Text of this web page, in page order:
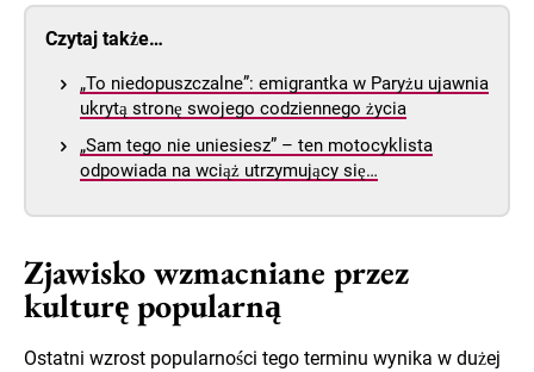
Czytaj także…
„To niedopuszczalne”: emigrantka w Paryżu ujawnia
ukrytą stronę swojego codziennego życia
„Sam tego nie uniesiesz” – ten motocyklista
odpowiada na wciąż utrzymujący się…
Zjawisko wzmacniane przez
kulturę popularną
Ostatni wzrost popularności tego terminu wynika w dużej